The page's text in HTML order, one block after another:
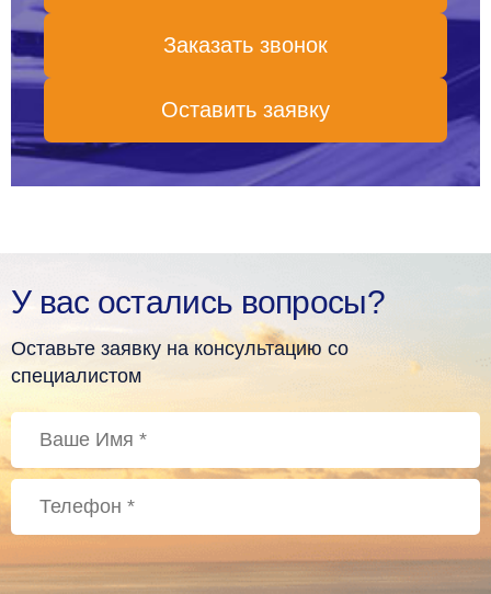
Заказать звонок
Оставить заявку
У вас остались вопросы?
Оставьте заявку на консультацию со
специалистом